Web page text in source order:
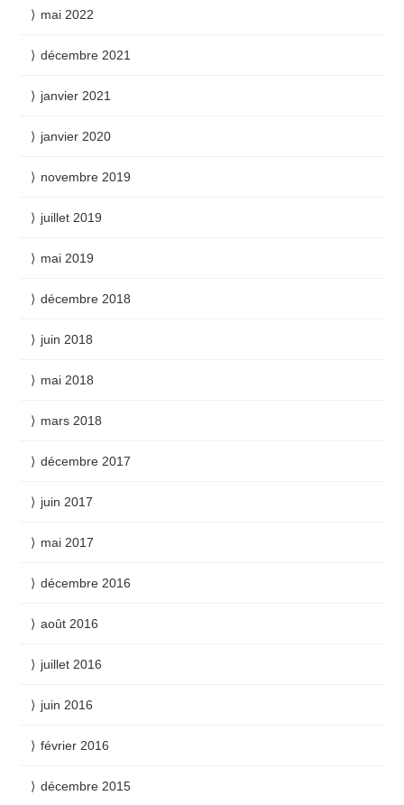
mai 2022
décembre 2021
janvier 2021
janvier 2020
novembre 2019
juillet 2019
mai 2019
décembre 2018
juin 2018
mai 2018
mars 2018
décembre 2017
juin 2017
mai 2017
décembre 2016
août 2016
juillet 2016
juin 2016
février 2016
décembre 2015